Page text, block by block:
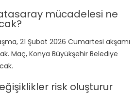
mücadelesi ne
21 Şubat 2026 Cumartesi akşamı
Maç, Konya Büyükşehir Belediye
risk oluşturur